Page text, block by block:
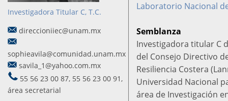
Investigadora Titular C, T.C.
direccioniiec@unam.mx
sophieavila@comunidad.unam.mx
savila_1@yahoo.com.mx
55 56 23 00 87, 55 56 23 00 91,
área secretarial
Laboratorio Nacional
Semblanza
Investigadora titular C
del Consejo Directivo
Resiliencia Costera
Universidad Nacional
área de Investigación